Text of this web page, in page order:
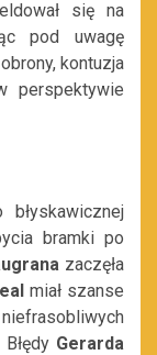
się na
pod uwagę
kontuzja
perspektywie
bramki po
zaczęła
miał szanse
Błędy Gerarda